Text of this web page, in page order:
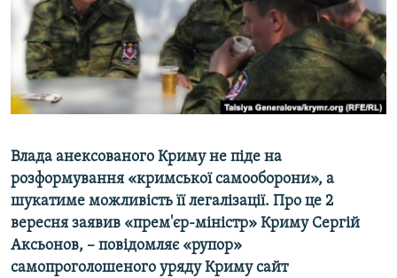
ВІДЕОУРОКИ «ELIFBE»
СВІДЧЕННЯ ОКУПАЦІЇ
УКРАЇНСЬКА ПРОБЛЕМА КРИМУ
ІНФОГРАФІКА
Русский
Qırımtatar
ДОЛУЧАЙСЯ!
Усі сайти RFE/RL
Влада анексованого Криму не піде на
розформування «кримської самооборони», а
шукатиме можливість її легалізації. Про це 2
вересня заявив «прем'єр-міністр» Криму Сергій
Аксьонов, – повідомляє «рупор»
самопроголошеного уряду Криму сайт